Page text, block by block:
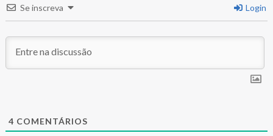
Se inscreva Login
4 COMENTÁRIOS